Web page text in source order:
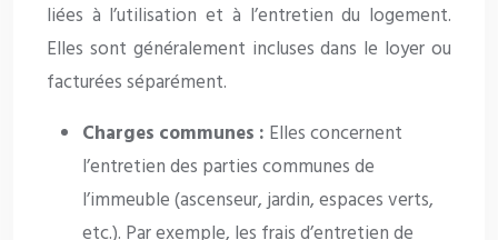
liées à l’utilisation et à l’entretien du logement.
Elles sont généralement incluses dans le loyer ou
facturées séparément.
Charges communes : Elles concernent
l’entretien des parties communes de
l’immeuble (ascenseur, jardin, espaces verts,